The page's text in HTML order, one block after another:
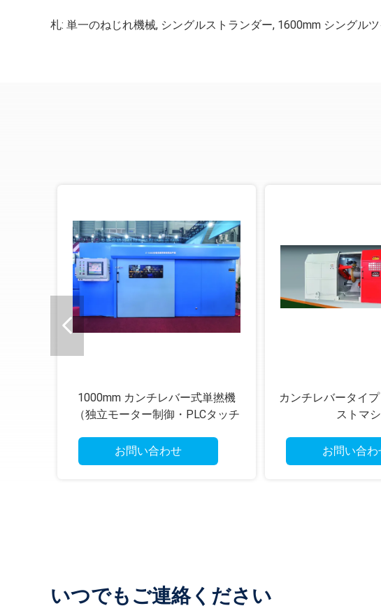
札: 単一のねじれ機械, シングルストランダー, 1600mm シングル
1000mm カンチレバー式単撚機
（独立モーター制御・PLCタッチ
お問い合わせ
カンチレバータイ
ストマ
お問い合わ
いつでもご連絡ください